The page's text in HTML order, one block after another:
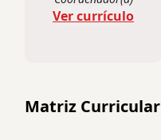
Ver currículo
Matriz Curricular